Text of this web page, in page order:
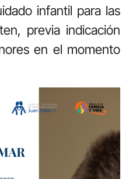
infantil para las
previa indicación
en el momento